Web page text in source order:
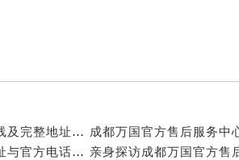
亲身探访成都万国官方售后服务中心｜服务热线及完整地址（2026年7月最新）
亲身探访成都万国官方售后服务中心｜全新地址与官方电话（2026年7月最新）